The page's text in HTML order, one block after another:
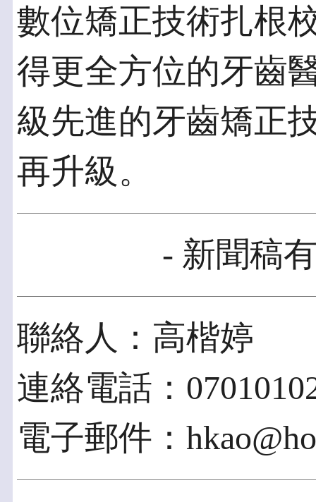
數位矯正技術扎根
得更全方位的牙齒
級先進的牙齒矯正
再升級。
- 新聞稿
聯絡人：高楷婷
連絡電話：
電子郵件：